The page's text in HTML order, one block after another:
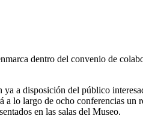
dentro del convenio de
a disposición del público
lo largo de ocho conferencias un
en las salas del Museo.